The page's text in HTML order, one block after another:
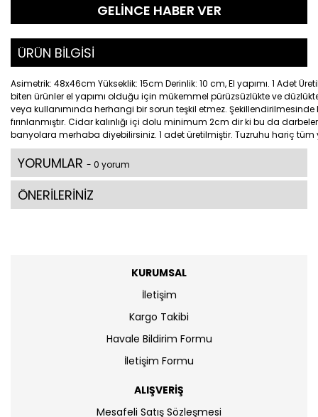
GELİNCE HABER VER
ÜRÜN BİLGİSİ
Asimetrik: 48x46cm Yükseklik: 15cm Derinlik: 10 cm, El yapımı. 1 Adet
biten ürünler el yapımı olduğu için mükemmel pürüzsüzlükte ve
veya kullanımında herhangi bir sorun teşkil etmez. Şekillendirilmesinde
fırınlanmıştır. Cidar kalınlığı içi dolu minimum 2cm dir ki bu da
banyolara merhaba diyebilirsiniz. 1 adet üretilmiştir. Tuzruhu hariç tüm
YORUMLAR - 0 yorum
ÖNERİLERİNİZ
KURUMSAL
İletişim
Kargo Takibi
Havale Bildirim Formu
İletişim Formu
ALIŞVERİŞ
Mesafeli Satış Sözleşmesi